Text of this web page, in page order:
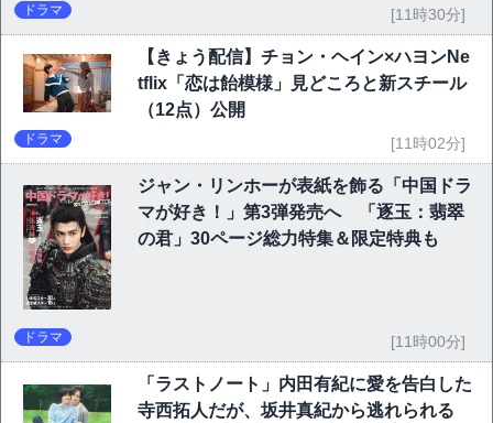
ドラマ [11時30分]
【きょう配信】チョン・ヘイン×ハヨンNe
tflix「恋は飴模様」見どころと新スチール
（12点）公開
ドラマ [11時02分]
ジャン・リンホーが表紙を飾る「中国ドラ
マが好き！」第3弾発売へ 「逐玉：翡翠
の君」30ページ総力特集＆限定特典も
ドラマ [11時00分]
「ラストノート」内田有紀に愛を告白した
寺西拓人だが、坂井真紀から逃れられる